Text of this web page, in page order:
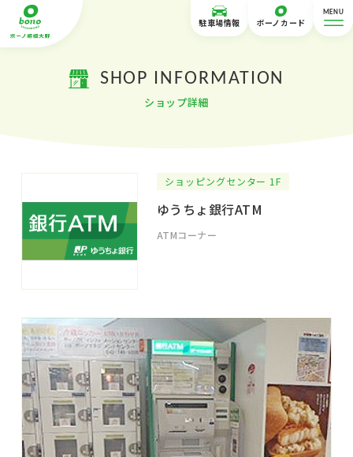
駐車場情報 ボーノカード
MENU
SHOP INFORMATION
ショップ詳細
ショッピングセンター 1F
ゆうちょ銀行ATM
ATMコーナー